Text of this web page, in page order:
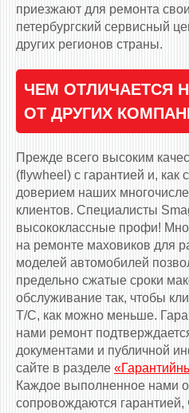
приезжают для ремонта
петербургский сервисный
других регионов страны.
ЧЕМ ОТЛИЧАЕТСЯ
ОТ ДРУГИХ
Прежде всего высоким
(flywheel) с гарантией и, как
доверием наших
клиентов. Специалисты
высококлассные профи!
на ремонте маховиков для
моделей автомобилей
предельно сжатые сроки
обслуживание так, чтобы
Т/С, как можно меньше.
нами ремонт
документами и публичной
сайте в разделе
Каждое выполненное нами
сопровождаются